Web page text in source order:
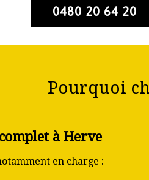
0480 20 64 20
Pourquoi
à Herve
en charge :